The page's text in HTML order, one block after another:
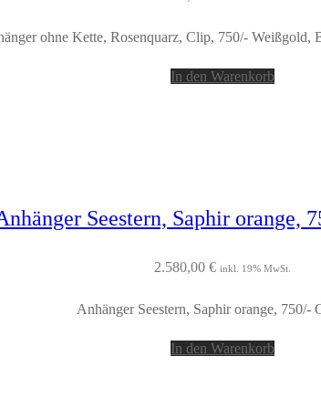
ohne Kette, Rosenquarz, Clip, 750/- Weißgold,
In den Warenkorb
Seestern, Saphir orange,
2.580,00 € inkl. 19% MwSt.
Anhänger Seestern, Saphir orange, 750/-
In den Warenkorb